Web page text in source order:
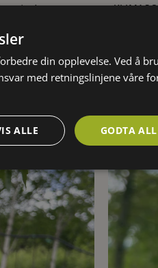
meter)
din opplevelse. Ved å
med retningslinjene våre
GODTA
ALLE